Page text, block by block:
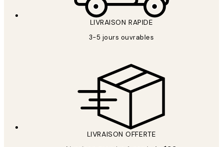
LIVRAISON RAPIDE
3-5 jours ouvrables
LIVRAISON OFFERTE